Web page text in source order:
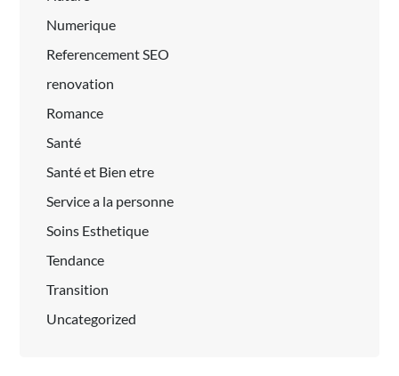
Numerique
Referencement SEO
renovation
Romance
Santé
Santé et Bien etre
Service a la personne
Soins Esthetique
Tendance
Transition
Uncategorized